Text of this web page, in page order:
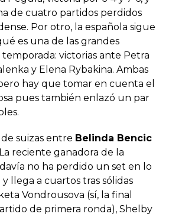
de cuatro partidos perdidos
Por otro, la española sigue
es una de las grandes
victorias ante Petra
y Elena Rybakina. Ambas
hay que tomar en cuenta el
pues también enlazó un par
suizas entre Belinda Bencic
reciente ganadora de la
no ha perdido un set en lo
llega a cuartos tras sólidas
Vondrousova (sí, la final
de primera ronda), Shelby